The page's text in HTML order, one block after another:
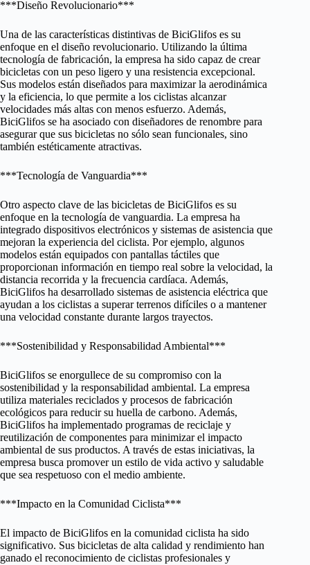
***Diseño Revolucionario***
Una de las características distintivas de BiciGlifos es su
enfoque en el diseño revolucionario. Utilizando la última
tecnología de fabricación, la empresa ha sido capaz de crear
bicicletas con un peso ligero y una resistencia excepcional.
Sus modelos están diseñados para maximizar la aerodinámica
y la eficiencia, lo que permite a los ciclistas alcanzar
velocidades más altas con menos esfuerzo. Además,
BiciGlifos se ha asociado con diseñadores de renombre para
asegurar que sus bicicletas no sólo sean funcionales, sino
también estéticamente atractivas.
***Tecnología de Vanguardia***
Otro aspecto clave de las bicicletas de BiciGlifos es su
enfoque en la tecnología de vanguardia. La empresa ha
integrado dispositivos electrónicos y sistemas de asistencia que
mejoran la experiencia del ciclista. Por ejemplo, algunos
modelos están equipados con pantallas táctiles que
proporcionan información en tiempo real sobre la velocidad, la
distancia recorrida y la frecuencia cardíaca. Además,
BiciGlifos ha desarrollado sistemas de asistencia eléctrica que
ayudan a los ciclistas a superar terrenos difíciles o a mantener
una velocidad constante durante largos trayectos.
***Sostenibilidad y Responsabilidad Ambiental***
BiciGlifos se enorgullece de su compromiso con la
sostenibilidad y la responsabilidad ambiental. La empresa
utiliza materiales reciclados y procesos de fabricación
ecológicos para reducir su huella de carbono. Además,
BiciGlifos ha implementado programas de reciclaje y
reutilización de componentes para minimizar el impacto
ambiental de sus productos. A través de estas iniciativas, la
empresa busca promover un estilo de vida activo y saludable
que sea respetuoso con el medio ambiente.
***Impacto en la Comunidad Ciclista***
El impacto de BiciGlifos en la comunidad ciclista ha sido
significativo. Sus bicicletas de alta calidad y rendimiento han
ganado el reconocimiento de ciclistas profesionales y